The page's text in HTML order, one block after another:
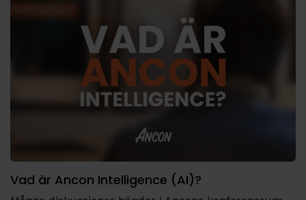
Vad är Ancon Intelligence (AI)?